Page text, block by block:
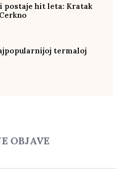
postaje hit leta: Kratak
termaloj
OBJAVE